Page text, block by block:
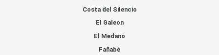
Costa del Silencio
El Galeon
El Medano
Fañabé